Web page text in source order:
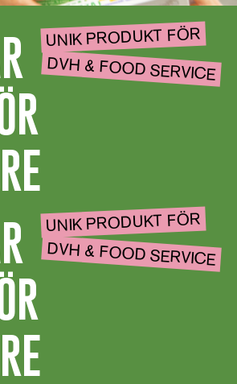
UNIK PRODUKT FÖR
DVH & FOOD SERVICE
UNIK PRODUKT FÖR
DVH & FOOD SERVICE